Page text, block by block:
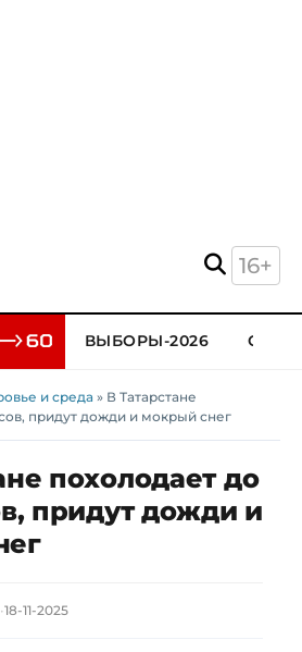
16+
ВЫБОРЫ-2026
и среда » В Татарстане
придут дожди и мокрый снег
похолодает до
придут дожди и
18-11-2025